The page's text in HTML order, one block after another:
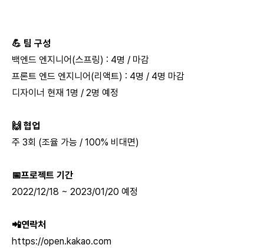
💪 팀 구성
백엔드 엔지니어(스프링) : 4명 / 마감
프론트 엔드 엔지니어(리액트) : 4명 / 4명 마감
디자이너 현재 1명 / 2명 예정
🙌 협업
주 3회 (조율 가능 / 100% 비대면)
📅프로젝트 기간
2022/12/18 ~ 2023/01/20 예정
📲연락처
https://open.kakao.com